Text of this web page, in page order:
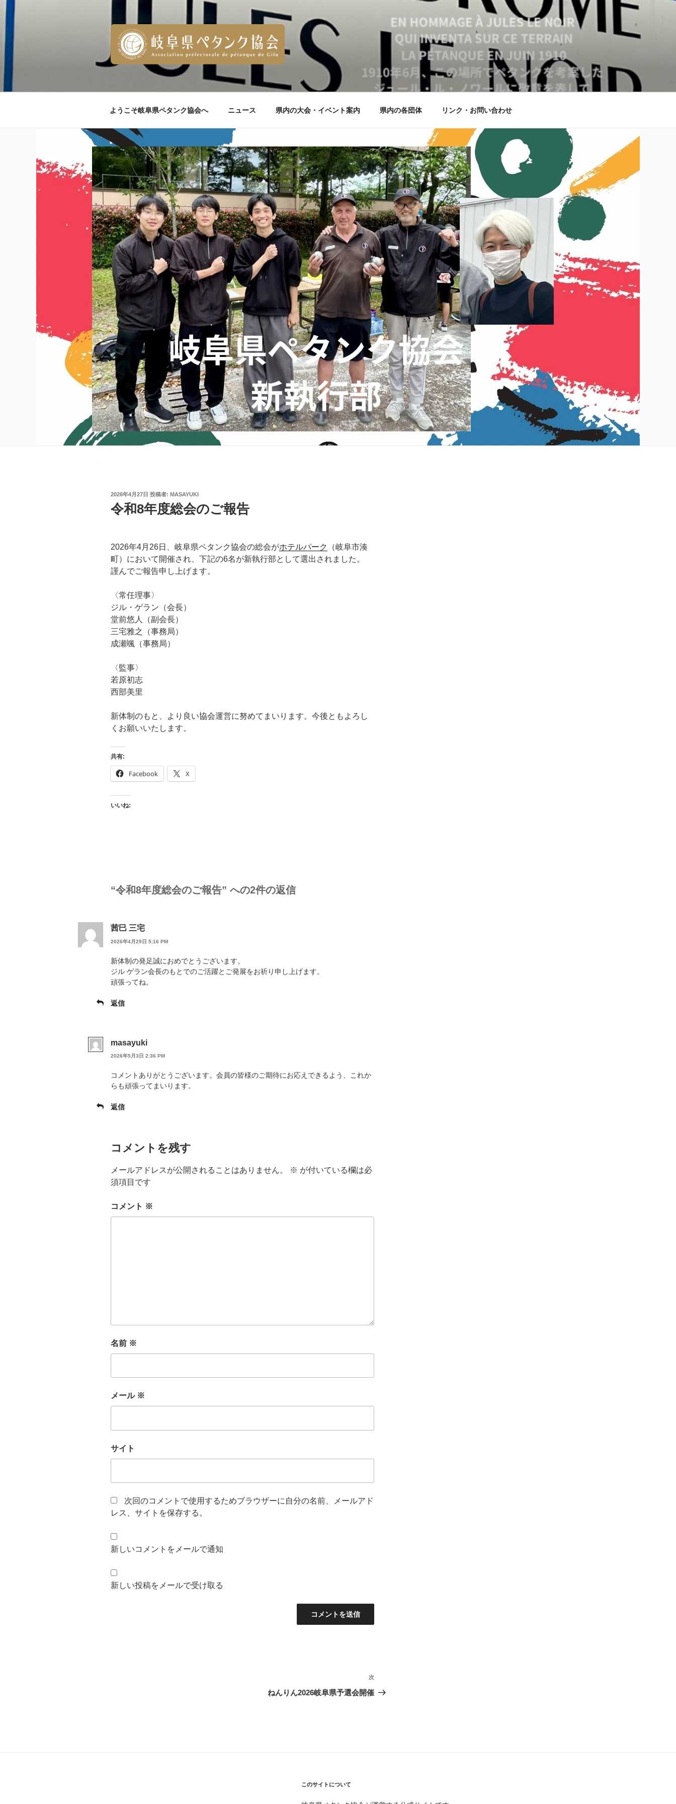
コ
ン
キ
ようこそ岐阜県ペタンク協会へ ニュース 県内の大会・イベント案内 県内の各団体 リンク・お問い合わせ
投
日:
2026年4月27日 投稿者: MASAYUKI
令和8年度総会のご報告
2026年4月26日、岐阜県ペタンク協会の総会がホテルパーク
（岐阜市湊
町）において開催され、下記の6名が新執行部として選出されました。
謹んでご報告申し上げます。
〈常任理事〉
ジル・ゲラン（会長）
堂前悠人（副会長）
三宅雅之（事務局）
成瀬颯（事務局）
〈監事〉
若原初志
西部美里
新体制のもと、より良い協会運営に努めてまいります。今後ともよろし
くお願いいたします。
共有:
Facebook X
いいね:
“令和8年度総会のご報告” への2件の返信
茜巳 三宅
2026年4月29日 5:16 PM
新体制の発足誠におめでとうございます。
ジル ゲラン会長のもとでのご活躍とご発展をお祈り申し上げます。
頑張ってね。
返信
masayuki
2026年5月3日 2:36 PM
コメントありがとうございます。会員の皆様のご期待にお応えできるよう、これか
らも頑張ってまいります。
返信
コメントを残す
メールアドレスが公開されることはありません。 ※ が付いている欄は必
須項目です
コメント ※
名前 ※
メール ※
サイト
次回のコメントで使用するためブラウザーに自分の名前、メールアド
レス、サイトを保存する。
新しいコメントをメールで通知
新しい投稿をメールで受け取る
次
の
次
ねんりん2026岐阜県予選会開催
このサイトについて